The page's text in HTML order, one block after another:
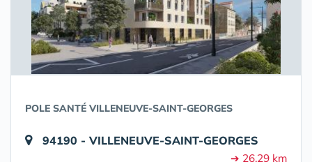
POLE SANTÉ VILLENEUVE-SAINT-GEORGES
94190 - VILLENEUVE-SAINT-GEORGES
➔ 26.29 km